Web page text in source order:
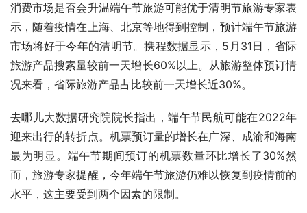
消费市场是否会升温端午节旅游可能优于清明节旅游专家表
示，随着疫情在上海、北京等地得到控制，预计端午节旅游
市场将好于今年的清明节。携程数据显示，5月31日，省际
旅游产品搜索量较前一天增长60%以上。从旅游整体预订情
况来看，省际旅游产品占比较前一天增长近30%。
去哪儿大数据研究院院长指出，端午节民航可能在2022年
迎来出行的转折点。机票预订量的增长在广深、成渝和海南
最为明显。端午节期间预订的机票数量环比增长了30%然
而，旅游专家提醒，今年端午节旅游仍难以恢复到疫情前的
水平，这主要受到两个因素的限制。